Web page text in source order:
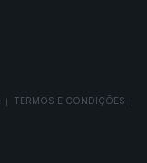
TERMOS E CONDIÇÕES